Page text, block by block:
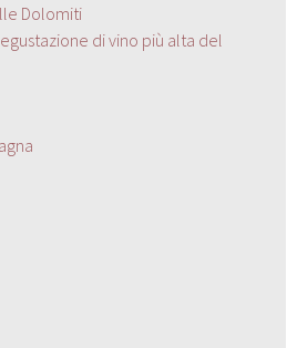
Dolomiti
di vino più alta del